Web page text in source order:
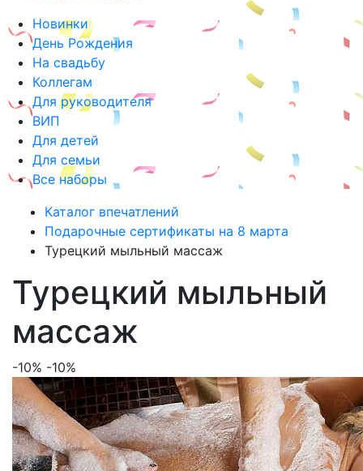
Новинки
День Рождения
На свадьбу
Коллегам
Для руководителя
ВИП
Для детей
Для семьи
Все наборы
Каталог впечатлений
Подарочные сертификаты на 8 марта
Турецкий мыльный массаж
Турецкий мыльный
массаж
-10% -10%